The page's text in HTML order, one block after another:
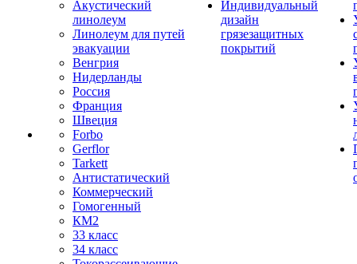
Акустический
линолеум
Линолеум для путей
эвакуации
Венгрия
Нидерланды
Россия
Франция
Швеция
Forbo
Gerflor
Tarkett
Антистатический
Коммерческий
Гомогенный
КМ2
33 класс
34 класс
Индивидуальный
дизайн
грязезащитных
покрытий